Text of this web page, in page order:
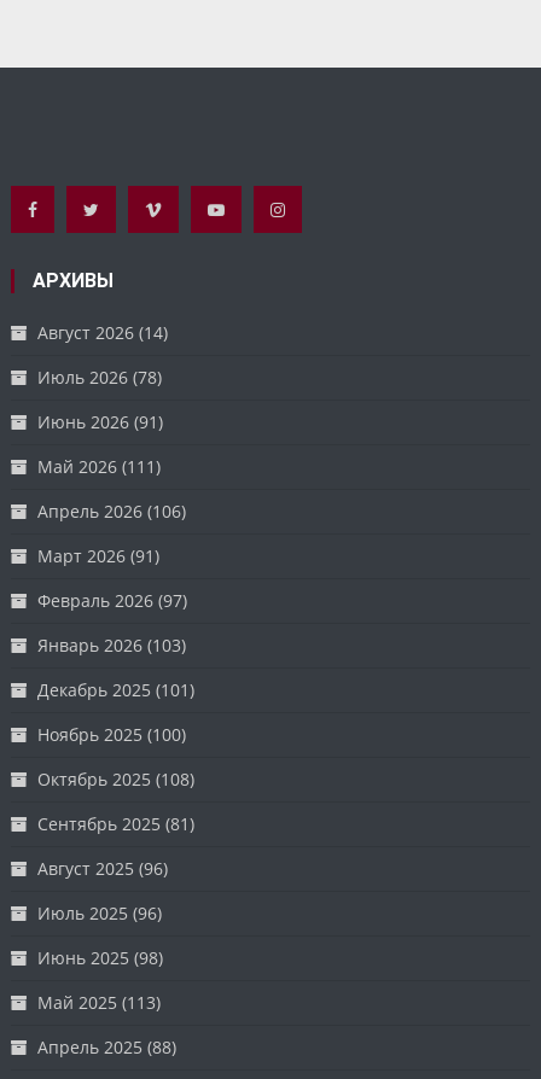
АРХИВЫ
Август 2026 (14)
Июль 2026 (78)
Июнь 2026 (91)
Май 2026 (111)
Апрель 2026 (106)
Март 2026 (91)
Февраль 2026 (97)
Январь 2026 (103)
Декабрь 2025 (101)
Ноябрь 2025 (100)
Октябрь 2025 (108)
Сентябрь 2025 (81)
Август 2025 (96)
Июль 2025 (96)
Июнь 2025 (98)
Май 2025 (113)
Апрель 2025 (88)